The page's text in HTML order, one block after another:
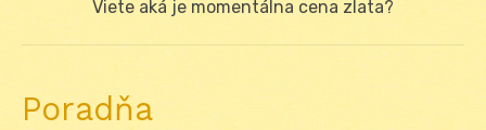
Next
Viete aká je momentálna cena zlata?
Poradňa